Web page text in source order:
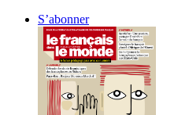
S’abonner